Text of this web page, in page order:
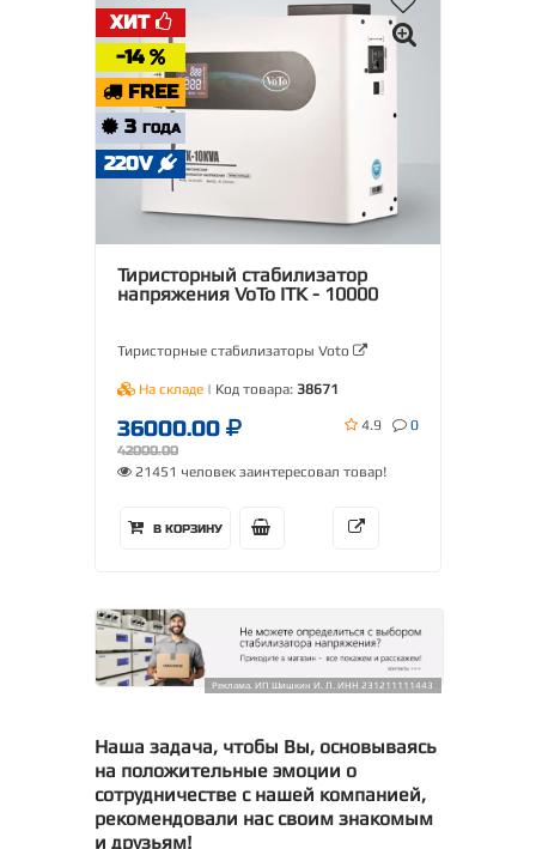
ХИТ
-14
FREE
3 ГОДА
220V
Тиристорный стабилизатор
напряжения VoTo ITK - 10000
Тиристорные стабилизаторы Voto
На складе | Код товара: 38671
36000.00
42000.00
4.9 0
21451 человек заинтересовал товар!
В КОРЗИНУ
Реклама. ИП Шишкин И. Л. ИНН 231211111443
Наша задача, чтобы Вы, основываясь
на положительные эмоции о
сотрудничестве с нашей компанией,
рекомендовали нас своим знакомым
и друзьям!